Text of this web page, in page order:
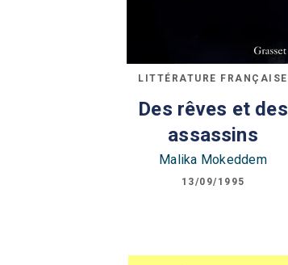
LITTÉRATURE FRANÇAISE
Des rêves et des
assassins
Malika Mokeddem
13/09/1995